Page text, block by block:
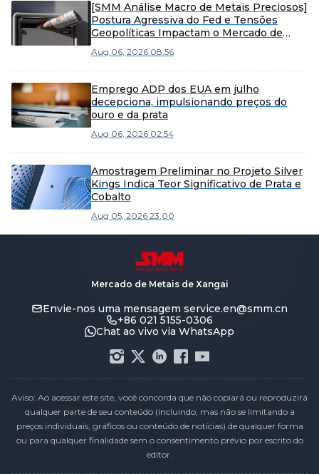
[SMM Análise Macro de Metais Preciosos]
Postura Agressiva do Fed e Tensões
Geopolíticas Impactam o Mercado de
Aug 06, 2026 08:56
Emprego ADP dos EUA em julho
decepciona, impulsionando preços do
ouro e da prata
Aug 06, 2026 02:54
Amostragem Preliminar no Projeto Silver
Kings Indica Teor Significativo de Prata e
Cobalto
Aug 05, 2026 23:00
Mercado de Metais de Xangai
Envie-nos uma mensagem service.en@smm.cn
+86 021 5155-0306
Chat ao vivo via WhatsApp
Aviso: Ao acessar este site, você concorda que não copiará ou reproduzirá
qualquer parte de seu conteúdo (incluindo, mas não se limitando a
preços individuais, gráficos ou conteúdo de notícias) de qualquer forma
ou para qualquer finalidade sem o consentimento prévio por escrito do
editor.